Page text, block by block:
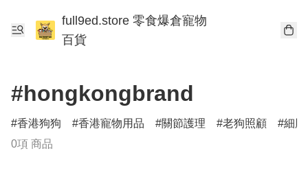
full9ed.store 零食爆倉寵物
百貨
#hongkongbrand
香港狗狗 香港寵物用品 關節護理 老狗照顧
細
0項 商品